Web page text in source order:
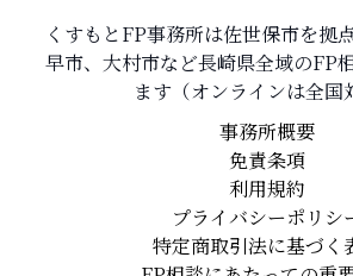
くすもとFP事務所は佐世保市を拠
早市、大村市など長崎県全域のFP
ます（オンラインは全国
事務所概要
免責条項
利用規約
プライバシーポリシ
特定商取引法に基づく